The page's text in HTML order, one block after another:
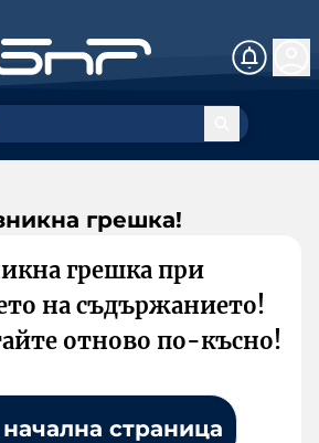
грешка!
грешка при
на съдържанието!
отново по-късно!
страница